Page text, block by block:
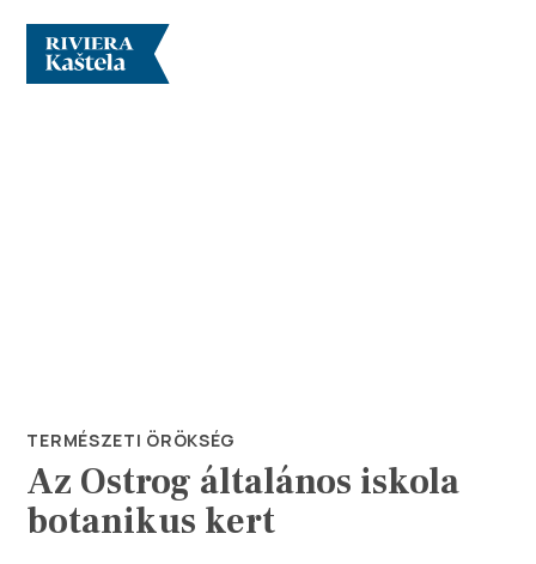
Info
TERMÉSZETI ÖRÖKSÉG
Az Ostrog általános iskola
botanikus kert